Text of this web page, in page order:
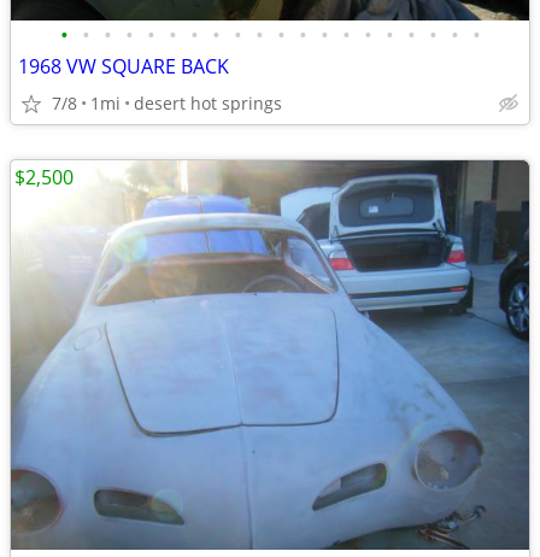
• • • • • • • • • • • • • • • • • • • •
1968 VW SQUARE BACK
7/8 1mi desert hot springs
$2,500